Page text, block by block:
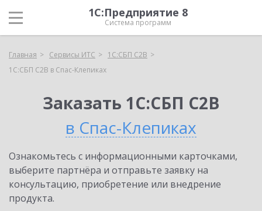
1С:Предприятие 8
Система программ
Главная Сервисы ИТС
1С:СБП C2B
1С:СБП C2B в Спас-Клепиках
Заказать 1С:СБП C2B
в Спас-Клепиках
Ознакомьтесь с информационными карточками,
выберите партнёра и отправьте заявку на
консультацию, приобретение или внедрение
продукта.